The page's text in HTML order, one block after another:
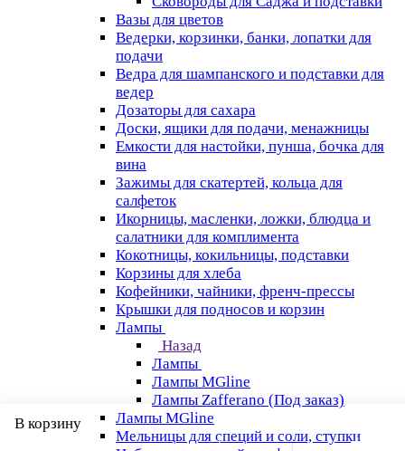
Вазы для цветов
Ведерки, корзинки, банки, лопатки для
подачи
Ведра для шампанского и подставки для
ведер
Дозаторы для сахара
Доски, ящики для подачи, менажницы
Емкости для настойки, пунша, бочка для
вина
Зажимы для скатертей, кольца для
салфеток
Икорницы, масленки, ложки, блюдца и
салатники для комплимента
Кокотницы, кокильницы, подставки
Корзины для хлеба
Кофейники, чайники, френч-прессы
Крышки для подносов и корзин
Лампы
Назад
Лампы
Лампы MGline
Лампы Zafferano (Под заказ)
Лампы MGline
Мельницы для специй и соли, ступки
В корзину